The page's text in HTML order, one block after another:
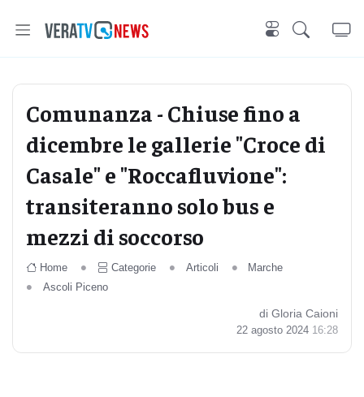
Comunanza - Chiuse fino a
dicembre le gallerie "Croce di
Casale" e "Roccafluvione":
transiteranno solo bus e
mezzi di soccorso
Home Categorie Articoli
Marche
Ascoli Piceno
di Gloria Caioni
22 agosto 2024 16:28